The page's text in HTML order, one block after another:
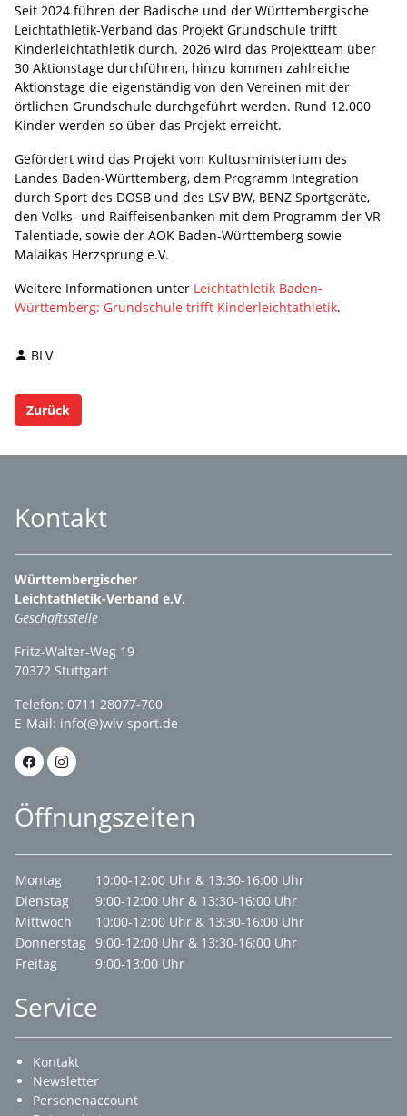
Seit 2024 führen der Badische und der Württembergische
Leichtathletik-Verband das Projekt Grundschule trifft
Kinderleichtathletik durch. 2026 wird das Projektteam über
30 Aktionstage durchführen, hinzu kommen zahlreiche
Aktionstage die eigenständig von den Vereinen mit der
örtlichen Grundschule durchgeführt werden. Rund 12.000
Kinder werden so über das Projekt erreicht.
Gefördert wird das Projekt vom Kultusministerium des
Landes Baden-Württemberg, dem Programm Integration
durch Sport des DOSB und des LSV BW, BENZ Sportgeräte,
den Volks- und Raiffeisenbanken mit dem Programm der VR-
Talentiade, sowie der AOK Baden-Württemberg sowie
Malaikas Herzsprung e.V.
Weitere Informationen unter Leichtathletik Baden-
Württemberg: Grundschule trifft Kinderleichtathletik.
BLV
Zurück
Kontakt
Württembergischer
Leichtathletik-Verband e.V.
Geschäftsstelle
Fritz-Walter-Weg 19
70372 Stuttgart
Telefon: 0711 28077-700
E-Mail: info(@)wlv-sport.de
Öffnungszeiten
Montag
10:00-12:00 Uhr & 13:30-16:00 Uhr
Dienstag
9:00-12:00 Uhr & 13:30-16:00 Uhr
Mittwoch
10:00-12:00 Uhr & 13:30-16:00 Uhr
Donnerstag 9:00-12:00 Uhr & 13:30-16:00 Uhr
Freitag
9:00-13:00 Uhr
Service
Kontakt
Newsletter
Personenaccount